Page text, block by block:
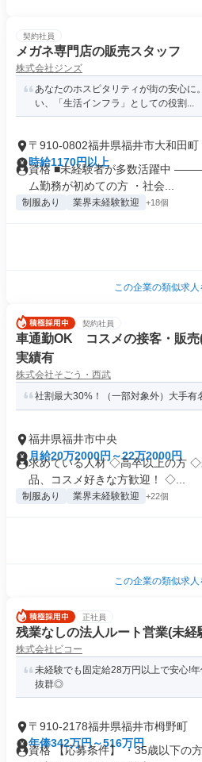
契約社員
メガネ専門店の販売スタッフ
株式会社ジンズ
あなたのホスピタリティが街の安心に
い、「生活インフラ」としての役割...
〒910-0802福井県福井市大和田町
時給1170円以上
資格 ■未経験者が多数活躍中
ム勤務が初めての方 ・社会...
制服あり 業界未経験歓迎 +18個
この企業の類似求人
契約社員
車通勤OK コスメの接客・販
実績有
株式会社そごう・西武
社割最大30%！（一部対象外）大手有
福井県福井市中央
月給20万2000円～22万2000円
求めている人材 ◇高卒以上の方
品、コスメ好きな方歓迎！ ◇...
制服あり 業界未経験歓迎 +22個
この企業の類似求人
正社員
残業なしの法人ルート営業(未経
株式会社ビコー
未経験でも固定給28万円以上で安心!
抜群◎
〒910-2178福井県福井市栂野町
年俸342万円～516万円
資格 【応募条件】 ・35歳以下の